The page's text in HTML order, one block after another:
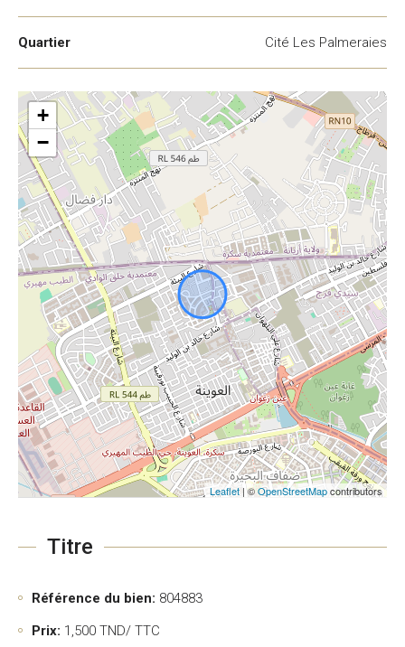
Quartier Cité Les Palmeraies
+
−
Leaflet| ©OpenStreetMapcontributors
Titre
Référence du bien: 804883
Prix: 1,500 TND/ TTC